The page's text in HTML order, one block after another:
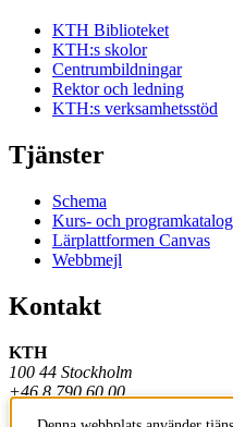
KTH Biblioteket
KTH:s skolor
Centrumbildningar
Rektor och ledning
KTH:s verksamhetsstöd
Tjänster
Schema
Kurs- och
Lärplattformen Canvas
Webbmejl
Kontakt
KTH
100 44 Stockholm
+46 8 790 60 00